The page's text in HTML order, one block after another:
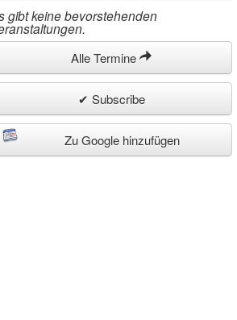
gibt keine bevorstehenden
Alle Termine
✔ Subscribe
Zu Google hinzufügen